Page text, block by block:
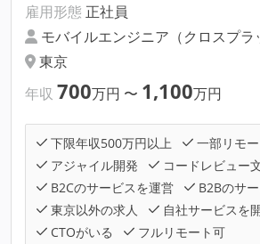
雇用形態 正社員
モバイルエンジニア（クロスプラ
東京
年収 700万円 〜 1,100万円
下限年収500万円以上
一部リモ
アジャイル開発
コードレビュー
B2Cのサービスを運営
B2Bのサ
東京以外の求人
自社サービスを
CTOがいる
フルリモート可